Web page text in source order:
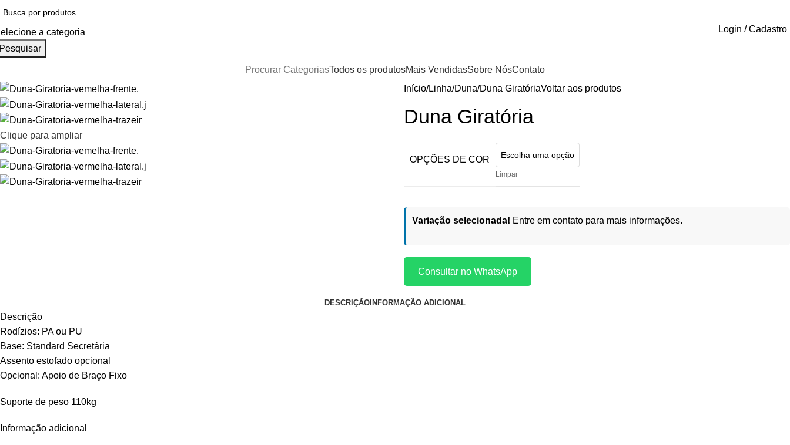
a categoria
Login / Cadastro
Procurar CategoriasTodos os produtosMais VendidasSobre NósContato
Clique para ampliar
Início Linha Duna Duna GiratóriaVoltar aos produtos
Duna Giratória
OPÇÕES DE COR
Limpar
Variação selecionada! Entre em contato para mais informações.
Consultar no WhatsApp
DESCRIÇÃO INFORMAÇÃO ADICIONAL
Descrição
Rodízios: PA ou PU
Base: Standard Secretária
Assento estofado opcional
Opcional: Apoio de Braço Fixo
Suporte de peso 110kg
Informação adicional